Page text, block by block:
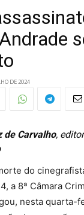
DE 2024
de Carvalho,
do
a 8ª Câmara
nesta quarta-